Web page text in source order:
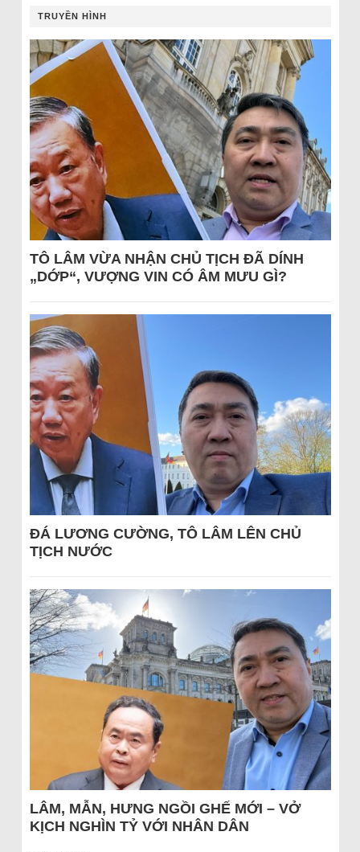
TRUYỀN HÌNH
TÔ LÂM VỪA NHẬN CHỦ TỊCH ĐÃ DÍNH
„DỚP“, VƯỢNG VIN CÓ ÂM MƯU GÌ?
ĐÁ LƯƠNG CƯỜNG, TÔ LÂM LÊN CHỦ
TỊCH NƯỚC
LÂM, MẪN, HƯNG NGỒI GHẾ MỚI – VỞ
KỊCH NGHÌN TỶ VỚI NHÂN DÂN